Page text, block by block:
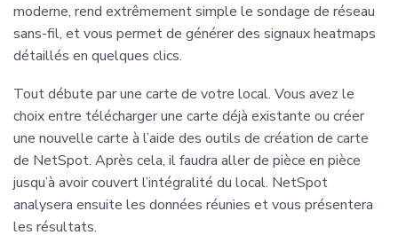
moderne, rend extrêmement simple le sondage de réseau
sans-fil, et vous permet de générer des signaux heatmaps
détaillés en quelques clics.
Tout débute par une carte de votre local. Vous avez le
choix entre télécharger une carte déjà existante ou créer
une nouvelle carte à l’aide des outils de création de carte
de NetSpot. Après cela, il faudra aller de pièce en pièce
jusqu’à avoir couvert l’intégralité du local. NetSpot
analysera ensuite les données réunies et vous présentera
les résultats.